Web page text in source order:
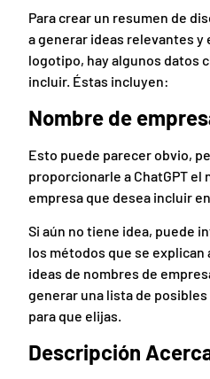
Para crear un resumen de
a generar ideas relevantes y
logotipo, hay algunos datos
incluir. Éstas incluyen:
Nombre de
Esto puede parecer obvio,
proporcionarle a ChatGPT el
empresa que desea incluir
Si aún no tiene idea, puede
los métodos que se
ideas de nombres de
generar una lista de
para que elijas.
Descripción